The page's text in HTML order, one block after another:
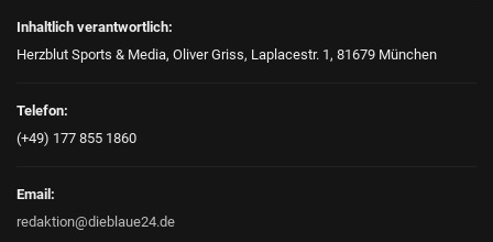
Inhaltlich verantwortlich:
Herzblut Sports & Media, Oliver Griss, Laplacestr. 1, 81679 München
Telefon:
(+49) 177 855 1860
Email:
redaktion@dieblaue24.de